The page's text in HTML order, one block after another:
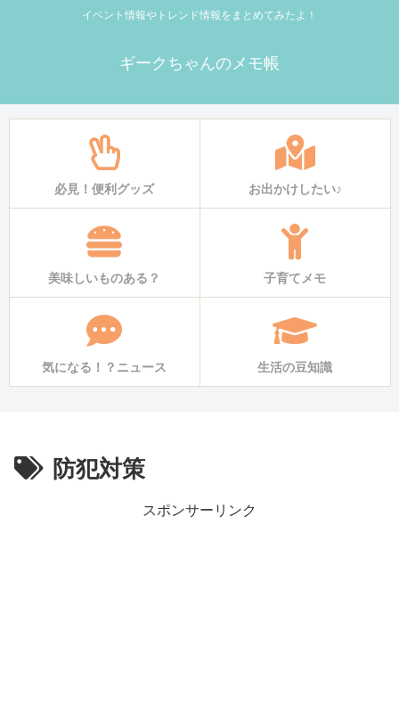
イベント情報やトレンド情報をまとめてみたよ！
ギークちゃんのメモ帳
必見！便利グッズ お出かけしたい♪
美味しいものある？ 子育てメモ
気になる！？ニュース 生活の豆知識
防犯対策
スポンサーリンク